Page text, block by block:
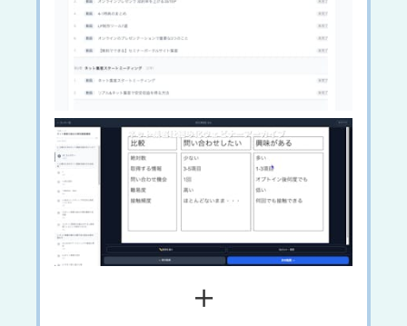
＋